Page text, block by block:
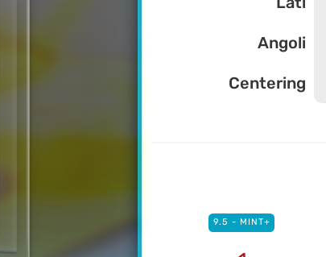
Angoli
Centering
9.5 - MINT+